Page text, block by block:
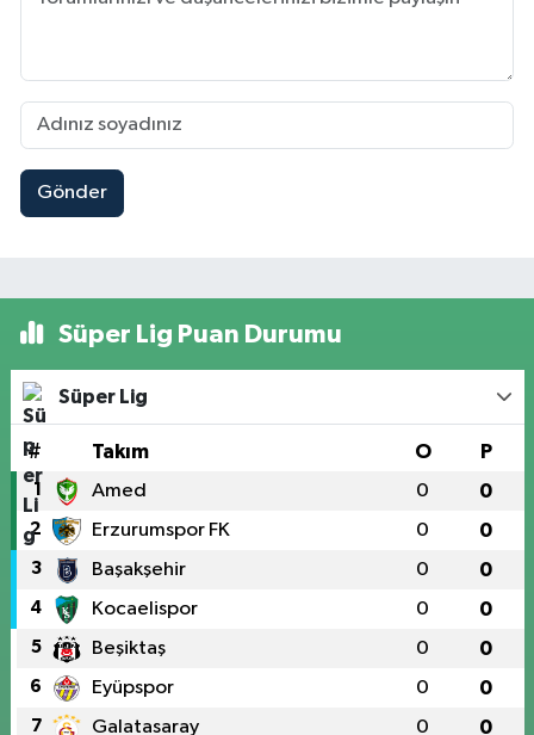
Gönder
Süper Lig Puan Durumu
Süper Lig
# Takım O P
1 Amed 0 0
2 Erzurumspor FK 0 0
3 Başakşehir 0 0
4 Kocaelispor 0 0
5 Beşiktaş 0 0
6 Eyüpspor 0 0
7 Galatasaray 0 0